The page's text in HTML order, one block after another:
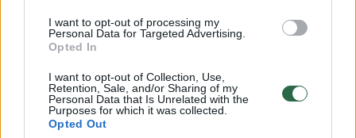
I want to opt-out of processing my
Personal Data for Targeted Advertising.
Opted In
I want to opt-out of Collection, Use,
Retention, Sale, and/or Sharing of my
Personal Data that Is Unrelated with the
Purposes for which it was collected.
Opted Out
Laidos | Nauja diena
00:05:25
K. Prunskienės brolis prisiminė jaudinančią akimirką
prieš mirtį: „Tai buvo simbolinis mūsų pagerbimo
ženklas“